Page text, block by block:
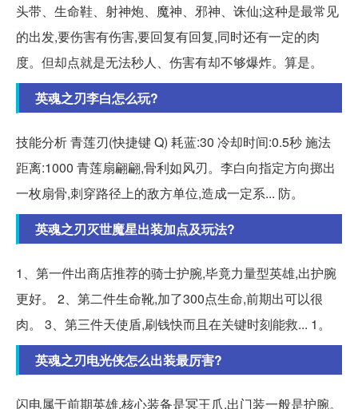
头带、生命鞋、射神炮、魔神、邪神、诛仙;这种是最常见
的出发,要伤害有伤害,要回复有回复,同时还有一定的肉
度。但却点就是无法秒人、伤害有却不够爆炸。算是。
英魂之刃李白怎么玩?
技能分析 青莲刃(快捷键 Q) 耗蓝:30 冷却时间:0.5秒 施法
距离:1000 青莲扇翩翩,骨利如风刃。李白向指定方向掷出
一枚扇骨,刺穿路径上的敌方单位,造成一定系... 防。
英魂之刃灭世魔星出装加点及玩法?
1、第一件出商店推荐的骑士护腕,毕竟力量型英雄,出护腕
更好。 2、第二件生命靴,加了300点生命,前期出可以很
肉。 3、第三件天使盾,刷钱快而且在关键时刻能救... 1。
英魂之刃电光侠怎么出装最厉害?
闪电属于前期英雄,核心装备是冥王爪,出门装一般是护腕。